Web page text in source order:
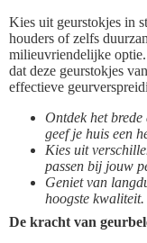
Kies uit geurstokjes in
houders of zelfs
milieuvriendelijke
dat deze geurstokjes
effectieve
Ontdek het
geef je huis een
Kies uit
passen bij jouw
Geniet van
hoogste kwaliteit.
De kracht van